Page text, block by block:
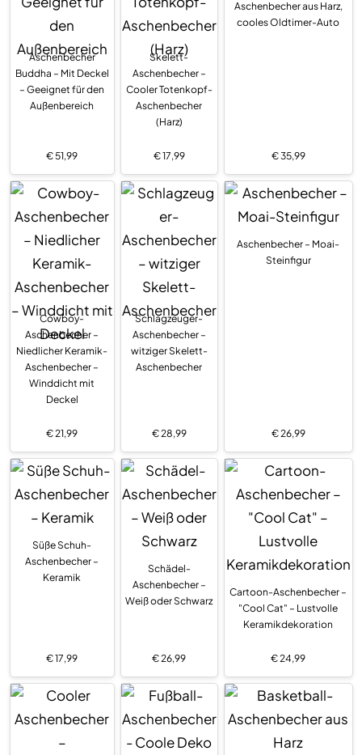
Aschenbecher
Buddha – Mit Deckel
– Geeignet für den
Außenbereich
€51,99
Skelett-
Aschenbecher –
Cooler Totenkopf-
Aschenbecher
(Harz)
€17,99
Aschenbecher aus Harz,
cooles Oldtimer-Auto
€35,99
Cowboy-
Aschenbecher –
Niedlicher Keramik-
Aschenbecher –
Winddicht mit
Deckel
€21,99
Schlagzeuger-
Aschenbecher –
witziger Skelett-
Aschenbecher
€28,99
Aschenbecher – Moai-
Steinfigur
€26,99
Süße Schuh-
Aschenbecher –
Keramik
€17,99
Schädel-
Aschenbecher –
Weiß oder Schwarz
€26,99
Cartoon-Aschenbecher –
"Cool Cat" – Lustvolle
Keramikdekoration
€24,99